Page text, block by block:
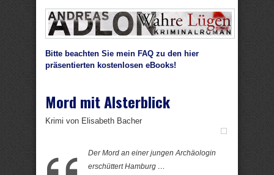
Bitte beachten Sie mein FAQ zu den hier
präsentierten kostenlosen eBooks!
Mord mit Alsterblick
Krimi von Elisabeth Bacher
Der Mord an einer jungen Archäologin
erschüttert Hamburg …